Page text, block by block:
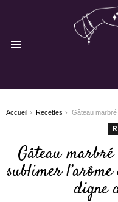
You are here:
Accueil Recettes Gâteau marbré au café : astuces pour sublimer l’arôme et réussir un marbrage digne
Gâteau
sublimer
digne